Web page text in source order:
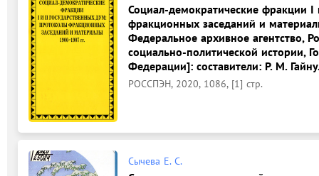
Социал-демократические фракции
фракционных заседаний и
Федеральное архивное агентство,
социально-политической истории,
Федерации]: составители: Р. М.
РОССПЭН, 2020, 1086, [1] стр.
Сычева Е. С.